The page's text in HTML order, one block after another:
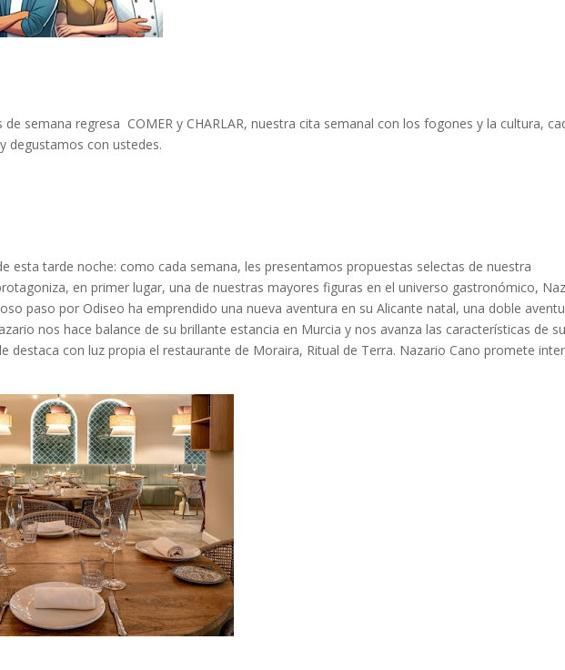
semana regresa COMER y CHARLAR, nuestra cita semanal con los fogones y la cultura,
degustamos con ustedes.
esta tarde noche: como cada semana, les presentamos propuestas selectas de nuestra
en primer lugar, una de nuestras mayores figuras en el universo gastronómico,
paso por Odiseo ha emprendido una nueva aventura en su Alicante natal, una doble
nos hace balance de su brillante estancia en Murcia y nos avanza las características de su
destaca con luz propia el restaurante de Moraira, Ritual de Terra. Nazario Cano promete